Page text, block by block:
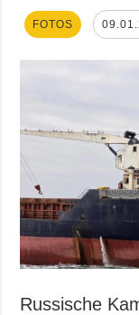
FOTOS
Russische